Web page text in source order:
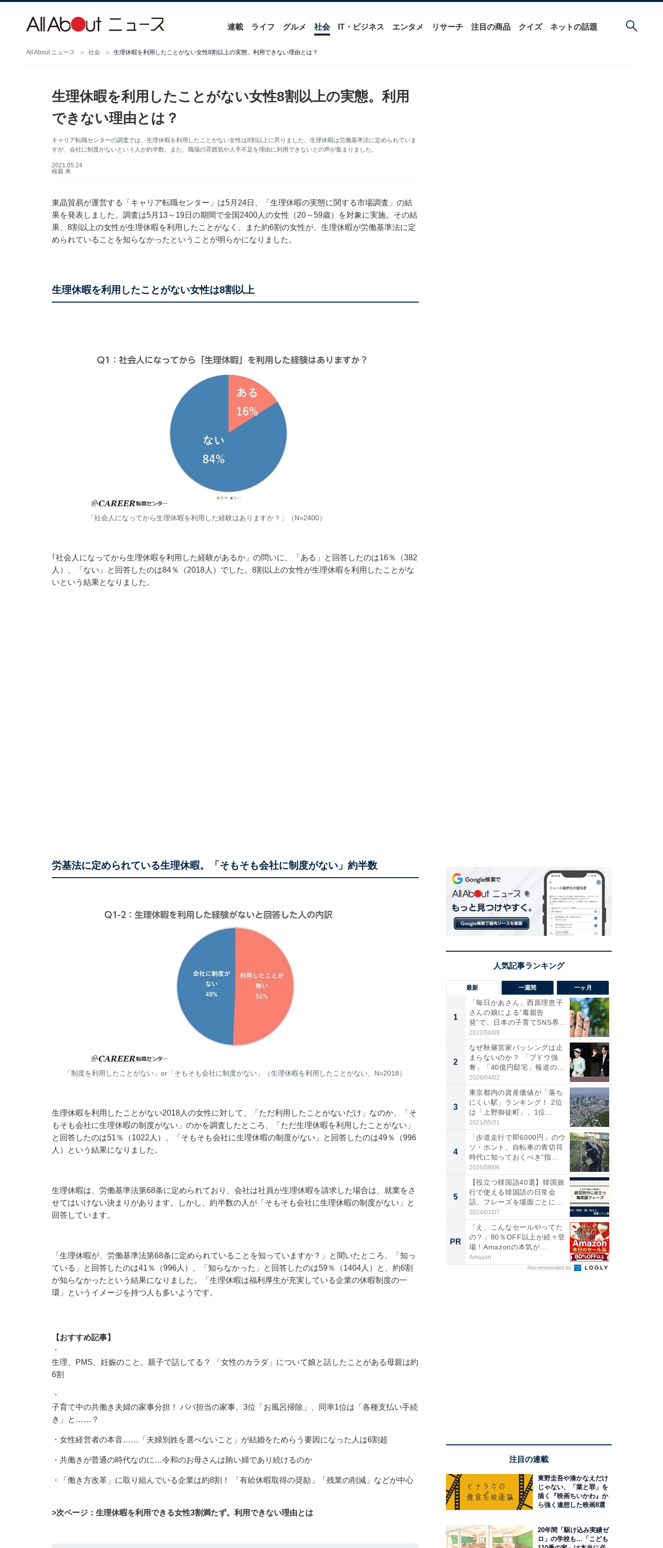
連載 ライフ グルメ 社会 IT・ビジネス エンタメ リサーチ 注目の商品 クイズ ネットの話題
All About ニュース 社会 生理休暇を利用したことがない女性8割以上の実態。利用できない理由とは？
生理休暇を利用したことがない女性8割以上の実態。利用
できない理由とは？
キャリア転職センターの調査では、生理休暇を利用したことがない女性は8割以上に昇りました。生理休暇は労働基準法に定められていま
すが、会社に制度がないという人が約半数。また、職場の雰囲気や人手不足を理由に利用できないとの声が集まりました。
2021.05.24
桜庭 来
東晶貿易が運営する「キャリア転職センター」は5月24日、「生理休暇の実態に関する市場調査」の結
果を発表しました。調査は5月13～19日の期間で全国2400人の女性（20～59歳）を対象に実施。その結
果、8割以上の女性が生理休暇を利用したことがなく、また約6割の女性が、生理休暇が労働基準法に定
められていることを知らなかったということが明らかになりました。
生理休暇を利用したことがない女性は8割以上
「社会人になってから生理休暇を利用した経験はありますか？」（N=2400）
｢社会人になってから生理休暇を利用した経験があるか」の問いに、「ある」と回答したのは16％（382
人）、「ない」と回答したのは84％（2018人）でした。8割以上の女性が生理休暇を利用したことがな
いという結果となりました。
労基法に定められている生理休暇。「そもそも会社に制度がない」約半数
「制度を利用したことがない」or「そもそも会社に制度がない」（生理休暇を利用したことがない、N=2018）
生理休暇を利用したことがない2018人の女性に対して、「ただ利用したことがないだけ」なのか、「そ
もそも会社に生理休暇の制度がない」のかを調査したところ、「ただ生理休暇を利用したことがない」
と回答したのは51％（1022人）、「そもそも会社に生理休暇の制度がない」と回答したのは49％（996
人）という結果になりました。
生理休暇は、労働基準法第68条に定められており、会社は社員が生理休暇を請求した場合は、就業をさ
せてはいけない決まりがあります。しかし、約半数の人が「そもそも会社に生理休暇の制度がない」と
回答しています。
「生理休暇が、労働基準法第68条に定められていることを知っていますか？」と聞いたところ、「知っ
ている」と回答したのは41％（996人）、「知らなかった」と回答したのは59％（1404人）と、約6割
が知らなかったという結果になりました。「生理休暇は福利厚生が充実している企業の休暇制度の一
環」というイメージを持つ人も多いようです。
【おすすめ記事】
・
生理、PMS、妊娠のこと。親子で話してる？ 「女性のカラダ」について娘と話したことがある母親は約
6割
・
子育て中の共働き夫婦の家事分担！ パパ担当の家事、3位「お風呂掃除」、同率1位は「各種支払い手続
き」と……？
・ 女性経営者の本音……「夫婦別姓を選べないこと」が結婚をためらう要因になった人は6割超
・ 共働きが普通の時代なのに…令和のお母さんは賄い婦であり続けるのか
・ 「働き方改革」に取り組んでいる企業は約8割！ 「有給休暇取得の奨励」「残業の削減」などが中心
>次ページ：生理休暇を利用できる女性3割満たず。利用できない理由とは
最新 一週間 一ヶ月
1
「毎日かあさん」西原理恵子
さんの娘による”毒親告
発”で、日本の子育てSNS界隈
が...
2022/06/08
2
なぜ秋篠宮家バッシングは止
まらないのか？ 「ブドウ強
奪」「40億円邸宅」報道の
呆...
2026/04/02
3
東京都内の資産価値が「落ち
にくい駅」ランキング！ 2位
は「上野御徒町」、1位
は？...
2021/05/31
4
「歩道走行で即6000円」のウ
ソ・ホント。自転車の青切符
時代に知っておくべき“指...
2026/08/06
5
【役立つ韓国語40選】韓国旅
行で使える韓国語の日常会
話、フレーズを場面ごとに解
説...
2024/03/07
PR
「え、こんなセールやってた
の？」80％OFF以上が続々登
場！Amazonの本気が...
Amazon
Recommended by
注目の連載
東野圭吾や湊かなえだけ
じゃない、「業と罪」を
描く『映画ちいかわ』か
ら強く連想した映画8選
20年間「駆け込み実績ゼ
ロ」の学校も…「こども